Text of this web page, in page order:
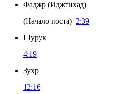
Фаджр (Иджтихад)
(Начало поста) 2:39
Шурук
4:19
Зухр
12:16